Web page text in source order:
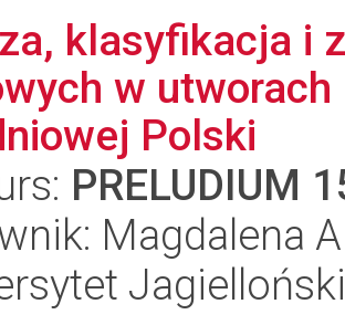
klasyfikacja i
w
Polski
PRELUDIUM
Magdalena